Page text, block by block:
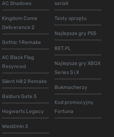
AC Shadows
Kingdom Come
Deliverance 2
Gothic 1 Remake
AC Black Flag
Resynced
Silent Hill 2 Remake
Baldurs Gate 3
Hogwarts Legacy
Wiedźmin 3
seriali
Testy sprzętu
Najlepsze gry PS5
BET.PL
Najlepsze gry XBOX
Series S i X
Bukmacherzy
Kod promocyjny
Fortuna